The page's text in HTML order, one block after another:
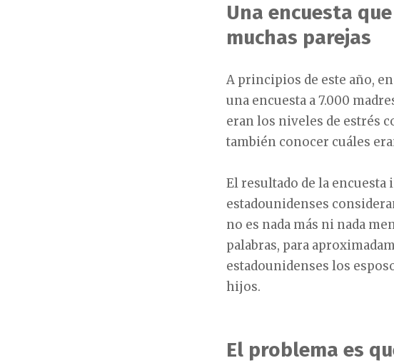
Una encuesta
muchas parejas
A principios de este año,
una encuesta a 7.000
eran los niveles de estrés
también conocer cuáles
El resultado de la encuesta
estadounidenses
no es nada más ni nada
palabras, para
estadounidenses los
hijos.
El problema es